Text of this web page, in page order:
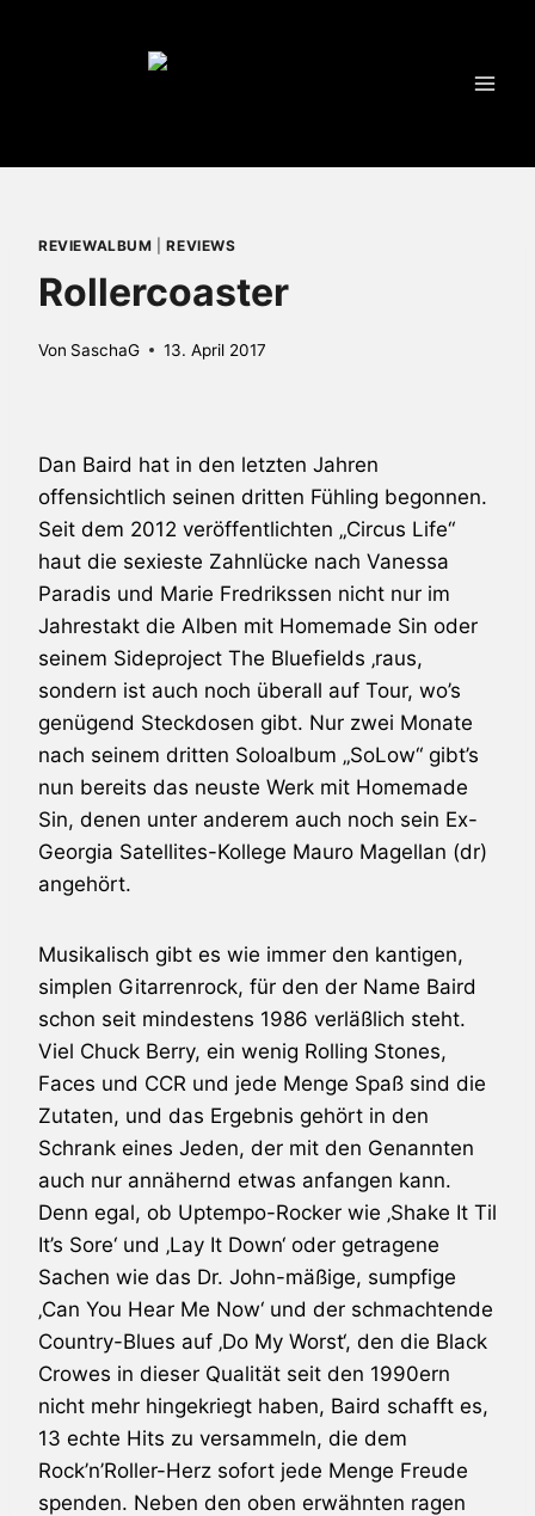
REVIEWALBUM |REVIEWS
Rollercoaster
Von SaschaG 13. April 2017
Dan Baird hat in den letzten Jahren
offensichtlich seinen dritten Fühling begonnen.
Seit dem 2012 veröffentlichten „Circus Life“
haut die sexieste Zahnlücke nach Vanessa
Paradis und Marie Fredrikssen nicht nur im
Jahrestakt die Alben mit Homemade Sin oder
seinem Sideproject The Bluefields ‚raus,
sondern ist auch noch überall auf Tour, wo’s
genügend Steckdosen gibt. Nur zwei Monate
nach seinem dritten Soloalbum „SoLow“ gibt’s
nun bereits das neuste Werk mit Homemade
Sin, denen unter anderem auch noch sein Ex-
Georgia Satellites-Kollege Mauro Magellan (dr)
angehört.
Musikalisch gibt es wie immer den kantigen,
simplen Gitarrenrock, für den der Name Baird
schon seit mindestens 1986 verläßlich steht.
Viel Chuck Berry, ein wenig Rolling Stones,
Faces und CCR und jede Menge Spaß sind die
Zutaten, und das Ergebnis gehört in den
Schrank eines Jeden, der mit den Genannten
auch nur annähernd etwas anfangen kann.
Denn egal, ob Uptempo-Rocker wie ‚Shake It Til
It’s Sore‘ und ‚Lay It Down‘ oder getragene
Sachen wie das Dr. John-mäßige, sumpfige
‚Can You Hear Me Now‘ und der schmachtende
Country-Blues auf ‚Do My Worst‘, den die Black
Crowes in dieser Qualität seit den 1990ern
nicht mehr hingekriegt haben, Baird schafft es,
13 echte Hits zu versammeln, die dem
Rock’n’Roller-Herz sofort jede Menge Freude
spenden. Neben den oben erwähnten ragen